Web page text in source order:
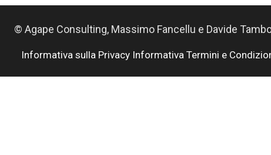
© Agape Consulting, Massimo Fancellu e Davide
Informativa sulla Privacy Informativa Termini e